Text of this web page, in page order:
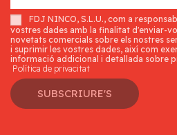
FDJ NINCO, S.L.U., com a
vostres dades amb la finalitat d'enviar-
novetats comercials sobre els nostres
i suprimir les vostres dades, així com
informació addicional i detallada sobre
Política de privacitat
SUBSCRIURE'S